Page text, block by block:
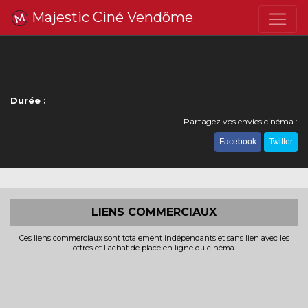
Majestic Ciné Vendôme
Durée :
Partagez vos envies cinéma :
Facebook Twitter
LIENS COMMERCIAUX
Ces liens commerciaux sont totalement indépendants et sans lien avec les
offres et l'achat de place en ligne du cinéma.